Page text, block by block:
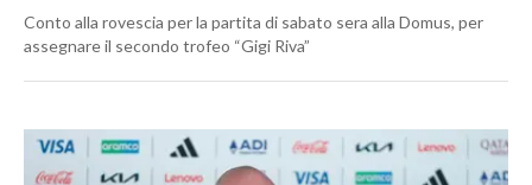
Conto alla rovescia per la partita di sabato sera alla Domus, per
assegnare il secondo trofeo “Gigi Riva”